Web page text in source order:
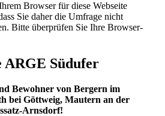
Browser für diese Webseite
Sie daher die Umfrage nicht
Bitte überprüfen Sie Ihre Browser-
ARGE Südufer
Bewohner von Bergern im
bei Göttweig, Mautern an der
Arnsdorf!